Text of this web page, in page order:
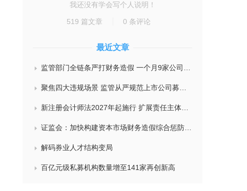
我还没有学会写个人说明！
519 篇文章 0 条评论
最近文章
监管部门全链条严打财务造假 一个月9家公司被罚
聚焦四大违规场景 监管从严规范上市公司募集资金使用
新注册会计师法2027年起施行 扩展责任主体链条
证监会：加快构建资本市场财务造假综合惩防体系 协力坚决铲除财务造假滋生的土壤和条件
解码券业人才结构变局
百亿元级私募机构数量增至141家再创新高